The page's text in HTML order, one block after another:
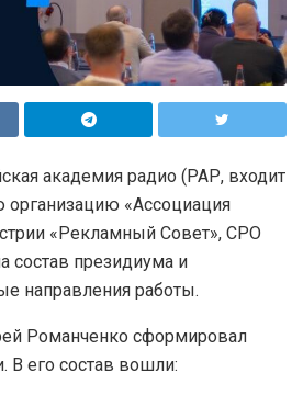
академия радио (РАР, входит
«Ассоциация
«Рекламный Совет», СРО
состав президиума и
направления работы.
Романченко сформировал
В его состав вошли: